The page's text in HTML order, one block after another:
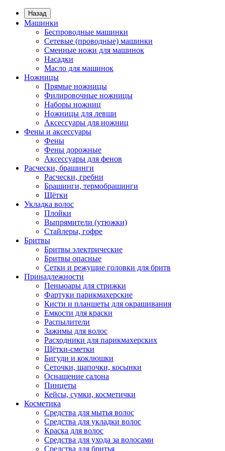
Назад
Машинки
Беспроводные машинки
Сетевые (проводные) машинки
Сменные ножи для машинок
Насадки
Масло для машинок
Ножницы
Прямые ножницы
Филировочные ножницы
Наборы ножниц
Ножницы для левши
Аксессуары для ножниц
Фены и аксессуары
Фены
Фены дорожные
Аксессуары для фенов
Расчески, брашинги
Расчески, гребни
Брашинги, термобрашинги
Щётки
Укладка волос
Плойки
Выпрямители (утюжки)
Стайлеры, гофре
Бритвы
Бритвы электрические
Бритвы опасные
Сетки и режущие головки для бритв
Принадлежности
Пеньюары для стрижки
Фартуки парикмахерские
Кисти и планшеты для окрашивания
Емкости для краски
Распылители
Зажимы для волос
Расходники для парикмахерских
Щётки-сметки
Бигуди и коклюшки
Сеточки, шапочки, косынки
Оснащение салона
Пинцеты
Кейсы, сумки, косметички
Косметика
Средства для мытья волос
Средства для укладки волос
Краска для волос
Средства для ухода за волосами
Средства для бритья